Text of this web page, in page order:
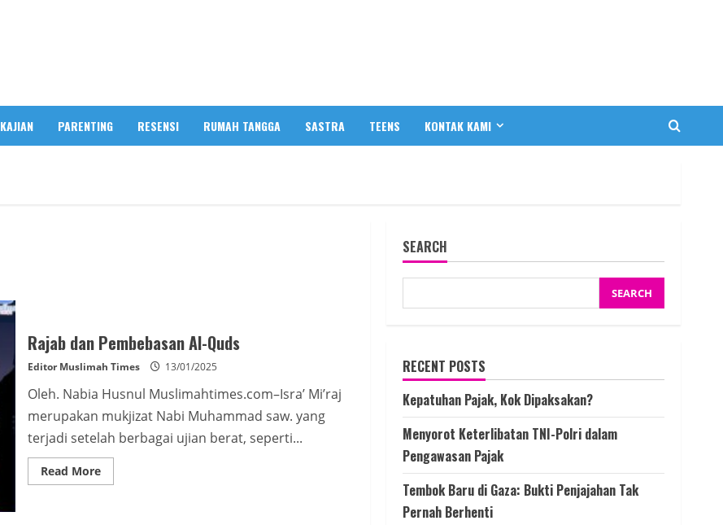
KAJIAN PARENTING RESENSI RUMAH TANGGA SASTRA TEENS KONTAK KAMI
Rajab dan Pembebasan Al-Quds
Editor Muslimah Times 13/01/2025
Oleh. Nabia Husnul Muslimahtimes.com–Isra’ Mi’raj
merupakan mukjizat Nabi Muhammad saw. yang
terjadi setelah berbagai ujian berat, seperti...
Read MoreRead
more
SEARCH
SEARCH
RECENT POSTS
Kepatuhan Pajak, Kok Dipaksakan?
Menyorot Keterlibatan TNI-Polri dalam
Pengawasan Pajak
Tembok Baru di Gaza: Bukti Penjajahan Tak
Pernah Berhenti